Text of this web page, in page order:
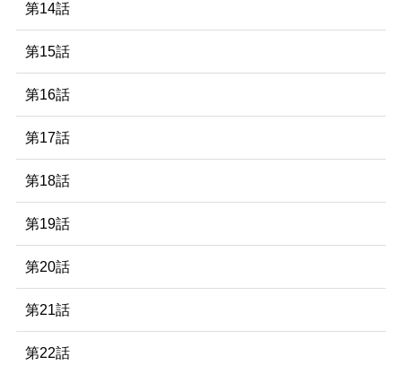
第14話
第15話
第16話
第17話
第18話
第19話
第20話
第21話
第22話